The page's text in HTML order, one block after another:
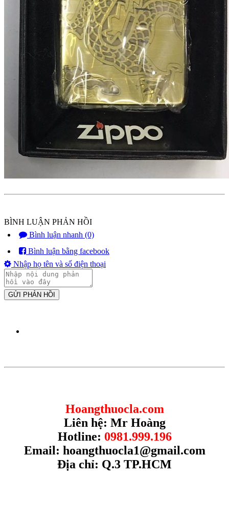
BÌNH LUẬN PHẢN HỒI
Bình luận nhanh (0)
Bình luận bằng facebook
Nhập họ tên và số điện thoại
GỬI PHẢN HỒI
Hoangthuocla.com
Liên hệ: Mr Hoàng
Hotline: 0981.999.196
Email: hoangthuocla1@gmail.com
Địa chỉ: Q.3 TP.HCM